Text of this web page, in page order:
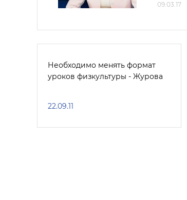
09.03.17
Необходимо менять формат
уроков физкультуры - Журова
22.09.11